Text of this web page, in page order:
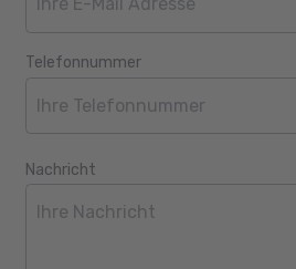
Telefonnummer
Nachricht